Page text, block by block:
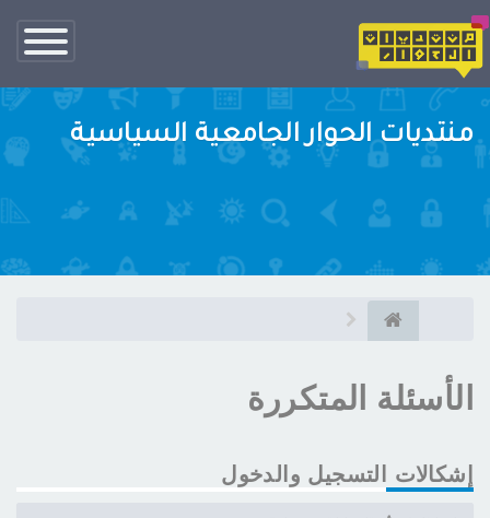
تبديل
الناف
منتديات الحوار الجامعية السياسية
الأسئلة المتكررة
إشكالات التسجيل والدخول